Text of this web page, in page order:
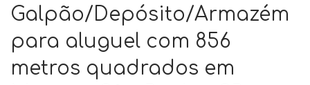
Galpão/Depósito/Armazém
para aluguel com 856
metros quadrados em